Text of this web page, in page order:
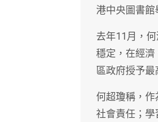
港中央圖書館
去年11月，
穩定，在經濟
區政府授予最
何超瓊稱，
社會責任；學